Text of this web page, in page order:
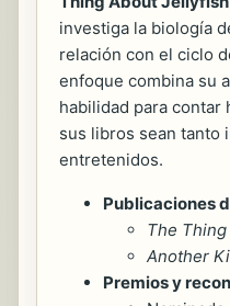
investiga la biología
relación con el ciclo
enfoque combina su
habilidad para contar
sus libros sean tanto
entretenidos.
Publicaciones
The
Another
Premios y